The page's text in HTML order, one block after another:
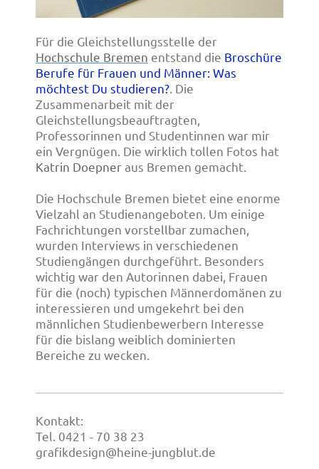
Für die Gleichstellungsstelle der
Hochschule Bremen entstand die Broschüre
Berufe für Frauen und Männer: Was
möchtest Du studieren? . Die
Zusammenarbeit mit der
Gleichstellungsbeauftragten,
Professorinnen und Studentinnen war mir
ein Vergnügen. Die wirklich tollen Fotos hat
Katrin Doepneraus Bremen gemacht.
Die Hochschule Bremen bietet eine enorme
Vielzahl an Studienangeboten. Um einige
Fachrichtungen vorstellbar zumachen,
wurden Interviews in verschiedenen
Studiengängen durchgeführt. Besonders
wichtig war den Autorinnen dabei, Frauen
für die (noch) typischen Männerdomänen zu
interessieren und umgekehrt bei den
männlichen Studienbewerbern Interesse
für die bislang weiblich dominierten
Bereiche zu wecken.
Kontakt:
Tel. 0421 - 70 38 23
grafikdesign@heine-jungblut.de